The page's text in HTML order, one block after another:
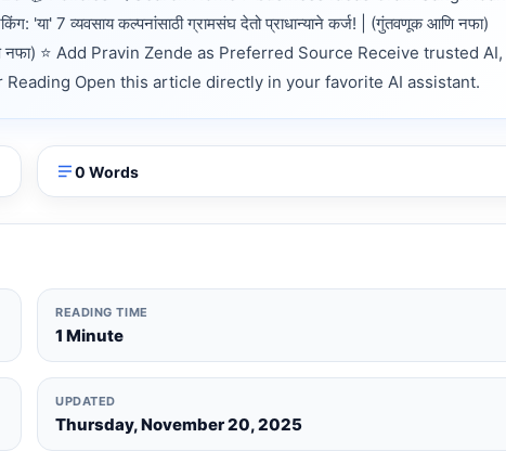
'या' 7 व्यवसाय कल्पनांसाठी ग्रामसंघ देतो प्राधान्याने कर्ज! | (गुंतवणूक आणि नफा)
आणि नफा) ⭐ Add Pravin Zende as Preferred Source Receive trusted AI,
Open this article directly in your favorite AI assistant.
0 Words
READING TIME
1 Minute
UPDATED
Thursday, November 20, 2025